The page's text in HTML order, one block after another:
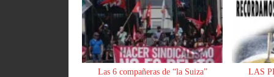
Las 6 compañeras de “la Suiza”
LAS